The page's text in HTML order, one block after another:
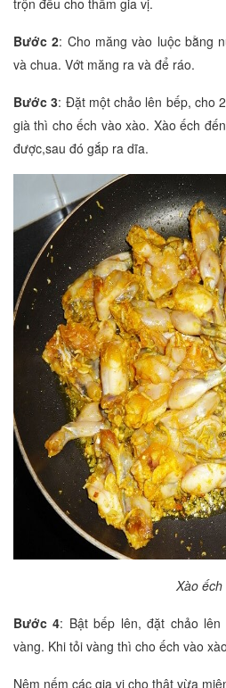
trộn đều cho thấm gia vị.
Bước 2: Cho măng vào luộc bằng
và chua. Vớt măng ra và để ráo.
Bước 3: Đặt một chảo lên bếp, cho
già thì cho ếch vào xào. Xào ếch
được,sau đó gắp ra dĩa.
Xào ếch
Bước 4: Bật bếp lên, đặt chảo
vàng. Khi tỏi vàng thì cho ếch vào
Nêm nếm các gia vị cho thật vừa